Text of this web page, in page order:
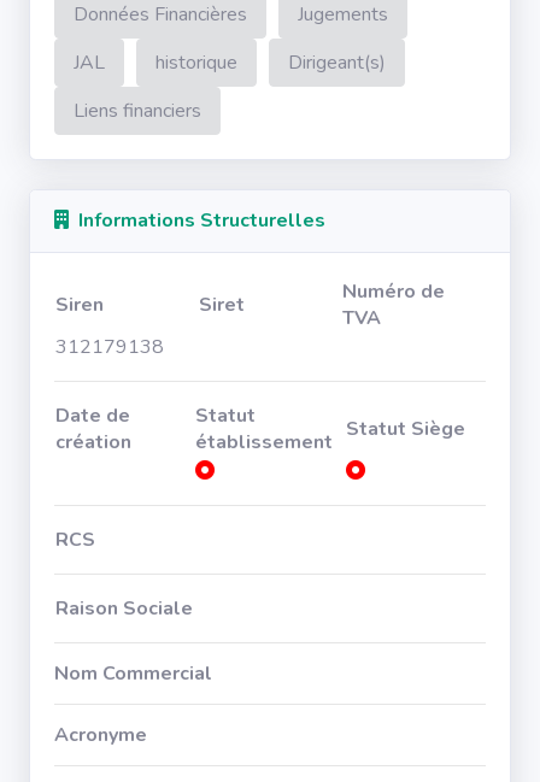
Données Financières
Jugements
JAL
historique
Dirigeant(s)
Liens financiers
Informations Structurelles
Siren Siret
Numéro de
TVA
312179138
Date de
création
Statut
établissement Statut Siège
RCS
Raison Sociale
Nom Commercial
Acronyme